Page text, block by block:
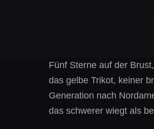
Fünf Sterne auf der
das gelbe Trikot, keiner
Generation nach
das schwerer wiegt als